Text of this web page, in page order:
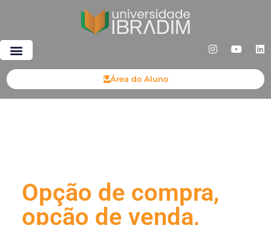
Área do Aluno
Opção de compra,
opção de venda,